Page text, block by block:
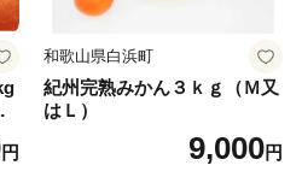
じゃばらマグロ” が紹介され
食品の返礼品はこちら
円
和歌山県白浜町
紀州完熟みかん３ｋｇ（Ｍ又
はＬ）
9,000円